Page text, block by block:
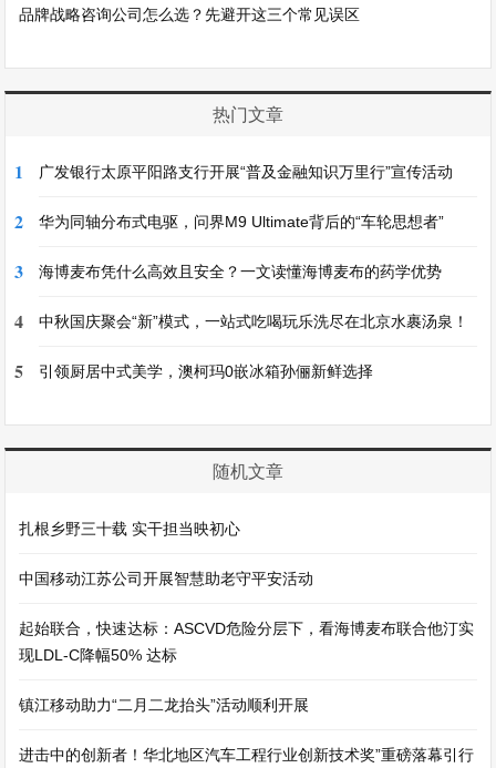
品牌战略咨询公司怎么选？先避开这三个常见误区
热门文章
1 广发银行太原平阳路支行开展“普及金融知识万里行”宣传活动
2 华为同轴分布式电驱，问界M9 Ultimate背后的“车轮思想者”
3 海博麦布凭什么高效且安全？一文读懂海博麦布的药学优势
4 中秋国庆聚会“新”模式，一站式吃喝玩乐洗尽在北京水裹汤泉！
5 引领厨居中式美学，澳柯玛0嵌冰箱孙俪新鲜选择
随机文章
扎根乡野三十载 实干担当映初心
中国移动江苏公司开展智慧助老守平安活动
起始联合，快速达标：ASCVD危险分层下，看海博麦布联合他汀实
现LDL-C降幅50% 达标
镇江移动助力“二月二龙抬头”活动顺利开展
进击中的创新者！华北地区汽车工程行业创新技术奖”重磅落幕引行